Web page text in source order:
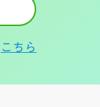
こちら